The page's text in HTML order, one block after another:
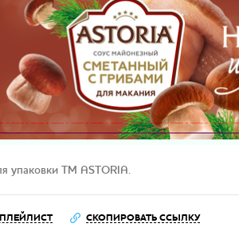
упаковки ТМ ASTORIA.
СКОПИРОВАТЬ ССЫЛКУ